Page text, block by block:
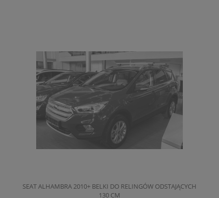
SEAT ALHAMBRA 2010+ BELKI DO RELINGÓW ODSTAJĄCYCH
130 CM